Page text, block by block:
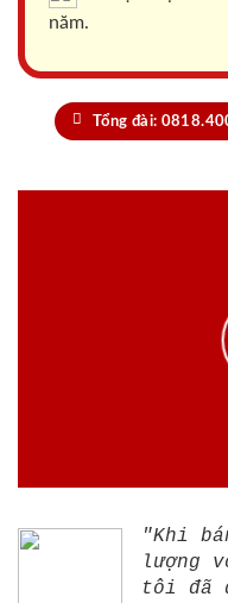
năm.
Tổng đài:
"Khi
lượng
tôi đã